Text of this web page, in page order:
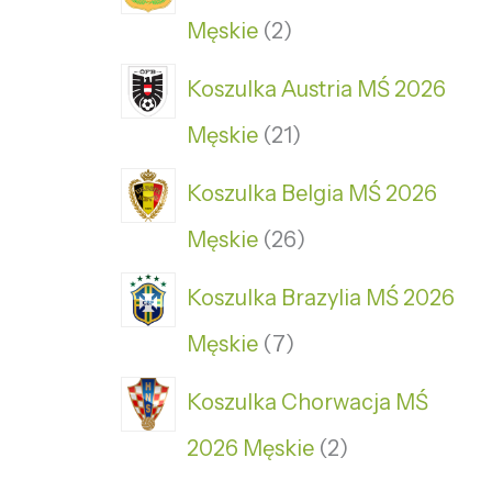
Męskie 2
Koszulka Austria MŚ 2026
Męskie 21
Koszulka Belgia MŚ 2026
Męskie 26
Koszulka Brazylia MŚ 2026
Męskie 7
Koszulka Chorwacja MŚ
2026 Męskie 2